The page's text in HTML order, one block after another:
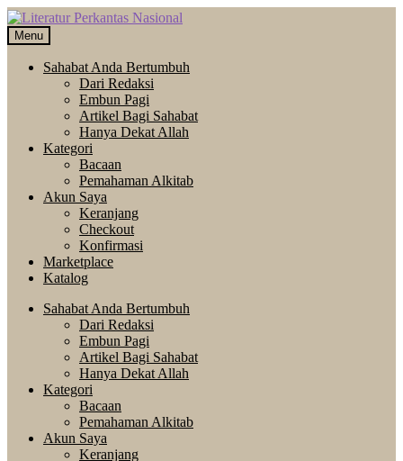
Skip
to
navigation
Langsung
ke
isi
Menu
Sahabat Anda Bertumbuh
Dari Redaksi
Embun Pagi
Artikel Bagi Sahabat
Hanya Dekat Allah
Kategori
Bacaan
Pemahaman Alkitab
Akun Saya
Keranjang
Checkout
Konfirmasi
Marketplace
Katalog
Sahabat Anda Bertumbuh
Dari Redaksi
Embun Pagi
Artikel Bagi Sahabat
Hanya Dekat Allah
Kategori
Bacaan
Pemahaman Alkitab
Akun Saya
Keranjang